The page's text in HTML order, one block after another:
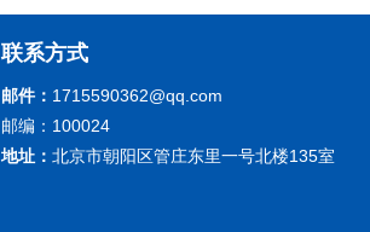
联系方式
邮件： 1715590362@qq.com
邮编：100024
地址： 北京市朝阳区管庄东里一号北楼135室